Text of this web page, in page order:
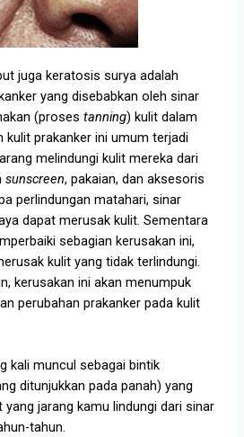
juga keratosis surya adalah
yang disebabkan oleh sinar
(prosestanning) kulit dalam
kulit prakanker ini umum terjadi
melindungi kulit mereka dari
sunscreen, pakaian, dan aksesoris
perlindungan matahari, sinar
dapat merusak kulit. Sementara
sebagian kerusakan ini,
kulit yang tidak terlindungi.
kerusakan ini akan menumpuk
perubahan prakanker pada kulit
kali muncul sebagai bintik
ditunjukkan pada panah) yang
yang jarang kamu lindungi dari sinar
tahun.